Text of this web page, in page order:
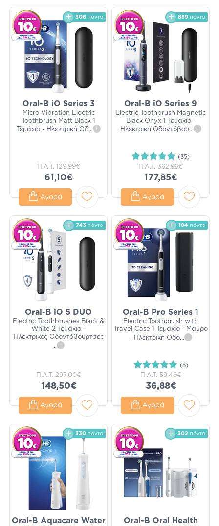
306 πόντοι
Oral-B iO Series 3
Micro Vibration Electric
Toothbrush Matt Black 1
Τεμάχιο - Ηλεκτρική Οδ... i
Π.Λ.Τ. 129,99€
61,10€
Αγορά
889 πόντοι
Oral-B iO Series 9
Electric Toothbrush Magnetic
Black Onyx 1 Τεμάχιο -
Ηλεκτρική Οδοντόβου... i
(35)
Π.Λ.Τ. 362,96€
177,85€
Αγορά
743 πόντοι
Oral-B iO 5 DUO
Electric Toothbrushes Black &
White 2 Τεμάχια -
Ηλεκτρικές Οδοντόβουρτσες
...
i
Π.Λ.Τ. 297,00€
148,50€
Αγορά
184 πόντοι
Oral-B Pro Series 1
Electric Toothbrush with
Travel Case 1 Τεμάχιο - Μαύρο
- Ηλεκτρική Οδο... i
(5)
Π.Λ.Τ. 59,49€
36,88€
Αγορά
330 πόντοι
Oral-B Aquacare Water
302 πόντοι
Oral-B Oral Health